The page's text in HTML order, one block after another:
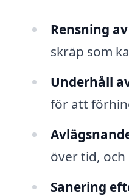
Rensning
skräp som
Underhåll
för att
över tid,
Sanering